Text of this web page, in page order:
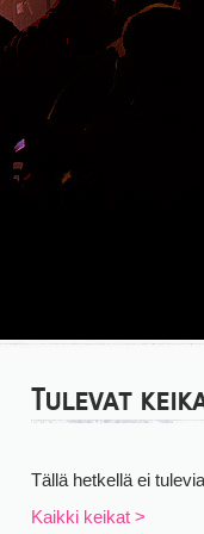
Tulevat
Tällä hetkellä ei
Kaikki keikat >